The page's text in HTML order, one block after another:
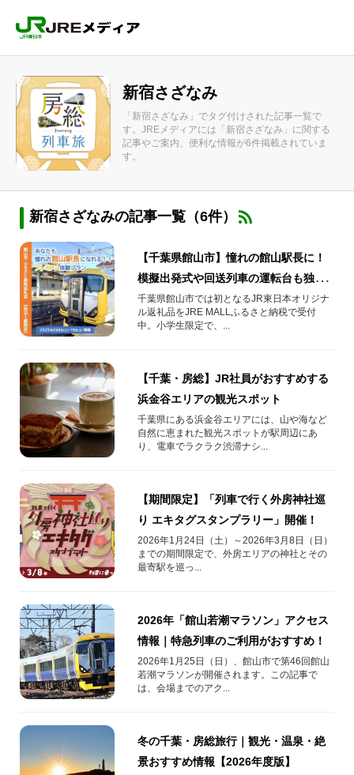
新宿さざなみ
「新宿さざなみ」でタグ付けされた記事一覧で
す。JREメディアには「新宿さざなみ」に関する
記事やご案内、便利な情報が6件掲載されていま
す。
新宿さざなみの記事一覧（6件）
【千葉県館山市】憧れの館山駅長に！
模擬出発式や回送列車の運転台も独り
占め！ふるさと納税プレミアム体験
千葉県館山市では初となるJR東日本オリジナ
ル返礼品をJRE MALLふるさと納税で受付
中。小学生限定で、...
【千葉・房総】JR社員がおすすめする
浜金谷エリアの観光スポット
千葉県にある浜金谷エリアには、山や海など
自然に恵まれた観光スポットが駅周辺にあ
り、電車でラクラク渋滞ナシ...
【期間限定】「列車で行く外房神社巡
り エキタグスタンプラリー」開催！
2026年1月24日（土）～2026年3月8日（日）
までの期間限定で、外房エリアの神社とその
最寄駅を巡っ...
2026年「館山若潮マラソン」アクセス
情報｜特急列車のご利用がおすすめ！
2026年1月25日（日）、館山市で第46回館山
若潮マラソンが開催されます。この記事で
は、会場までのアク...
冬の千葉・房総旅行｜観光・温泉・絶
景おすすめ情報【2026年度版】